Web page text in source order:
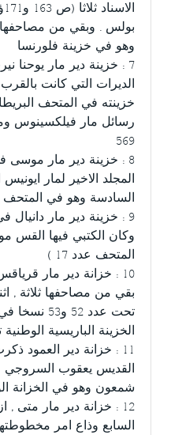
وهو في خزينة فلورنسا
7 : خزينة دير مار يوحنا
الديرات التي كانت
رسائل مار فيلكسينوس
569
8 : خزينة دير مار
المجلد الاخير لمار
السادسة وهو في المتحف
9 : خزينة دير مار
المتحف عدد 17 )
10 : خزانة دير مار
بقي من مصاحفها ثلاثة ,
الخزينة الباريسية الوطنية تحت عدد
القديس يعقوب السروجي
شمعون وهو في الخزانة
12 : خزانة دير مار متى
السابع وذاع امر